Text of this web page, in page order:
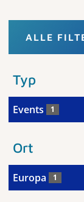
ALLE
Typ
Events 1
Ort
Europa 1